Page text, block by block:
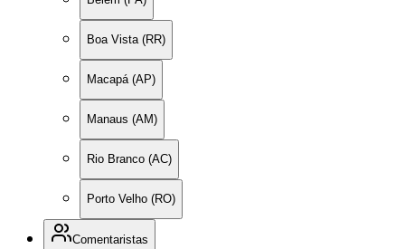
Boa Vista (RR)
Macapá (AP)
Manaus (AM)
Rio Branco (AC)
Porto Velho (RO)
Comentaristas